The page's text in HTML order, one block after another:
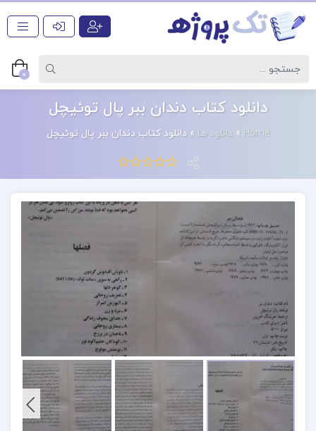
0
دانلود کتاب دندان ببر پال توئیچل
Home
» دانلود ها »دانلود کتاب دندان ببر پال توئیچل